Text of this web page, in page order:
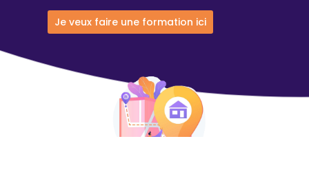
Je veux faire une formation ici